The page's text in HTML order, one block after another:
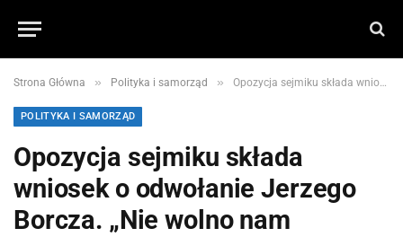
Strona Główna » Polityka i samorząd » Opozycja sejmiku składa wniosek o odwołanie Jerzego Borcza. „Nie wolno nam milczeć”
POLITYKA I SAMORZĄD
Opozycja sejmiku składa
wniosek o odwołanie Jerzego
Borcza. „Nie wolno nam